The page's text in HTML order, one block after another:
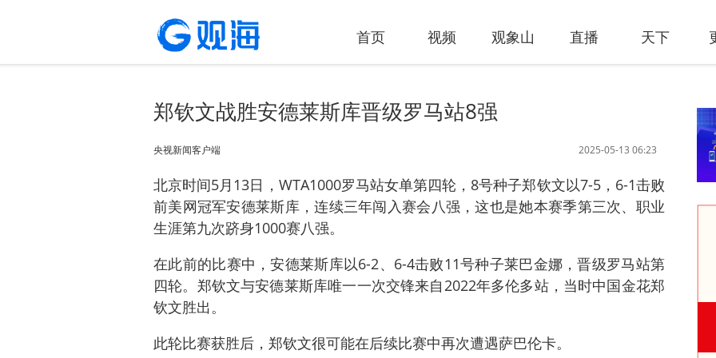
首页 视频 观象山 直播 天下
郑钦文战胜安德莱斯库晋级罗马站8强
2025-05-13 06:23
央视新闻客户端
北京时间5月13日，WTA1000罗马站女单第四轮，8号种子郑钦文以7-5，6-1击败
前美网冠军安德莱斯库，连续三年闯入赛会八强，这也是她本赛季第三次、职业
生涯第九次跻身1000赛八强。
在此前的比赛中，安德莱斯库以6-2、6-4击败11号种子莱巴金娜，晋级罗马站第
四轮。郑钦文与安德莱斯库唯一一次交锋来自2022年多伦多站，当时中国金花郑
钦文胜出。
此轮比赛获胜后，郑钦文很可能在后续比赛中再次遭遇萨巴伦卡。